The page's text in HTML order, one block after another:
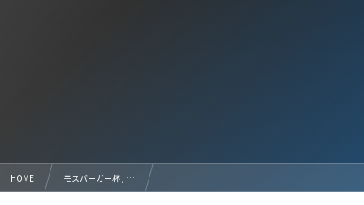
HOME モスバーガー杯 , …